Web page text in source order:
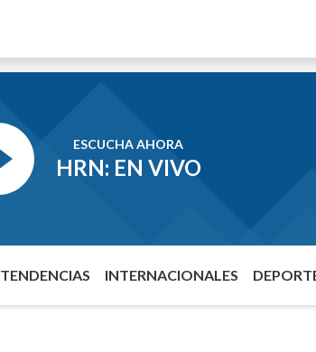
ESCUCHA AHORA
HRN: EN VIVO
TENDENCIAS INTERNACIONALES